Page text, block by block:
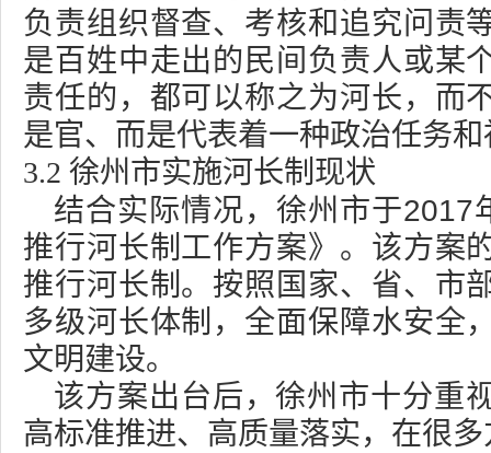
负责组织督查、考核和追究问责
是百姓中走出的民间负责人或某
责任的，都可以称之为河长，而
是官、而是代表着一种政治任务
3.2 徐州市实施河长制现状
结合实际情况，徐州市于2017
推行河长制工作方案》。该方案
推行河长制。按照国家、省、市
多级河长体制，全面保障水安全
文明建设。
该方案出台后，徐州市十分重
高标准推进、高质量落实，在很